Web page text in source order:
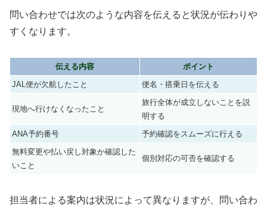
問い合わせでは次のような内容を伝えると状況が伝わりや
すくなります。
伝える内容
ポイント
JAL便が欠航したこと
便名・搭乗日を伝える
現地へ行けなくなったこと
旅行全体が成立しないことを説
明する
ANA予約番号
予約確認をスムーズに行える
無料変更や払い戻し対象か確認した
いこと
個別対応の可否を確認する
担当者による案内は状況によって異なりますが、問い合わ